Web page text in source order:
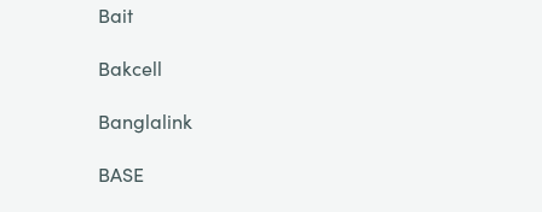
Bait
Bakcell
Banglalink
BASE